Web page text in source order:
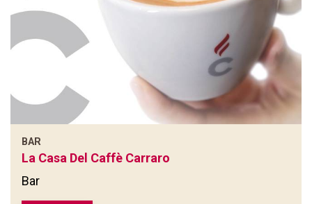
BAR
La Casa Del Caffè Carraro
Bar